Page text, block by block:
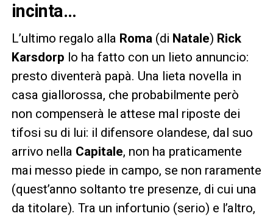
incinta…
L’ultimo regalo alla Roma(di Natale) Rick
Karsdorp lo ha fatto con un lieto annuncio:
presto diventerà papà. Una lieta novella in
casa giallorossa, che probabilmente però
non compenserà le attese mal riposte dei
tifosi su di lui: il difensore olandese, dal suo
arrivo nella Capitale, non ha praticamente
mai messo piede in campo, se non raramente
(quest’anno soltanto tre presenze, di cui una
da titolare). Tra un infortunio (serio) e l’altro,